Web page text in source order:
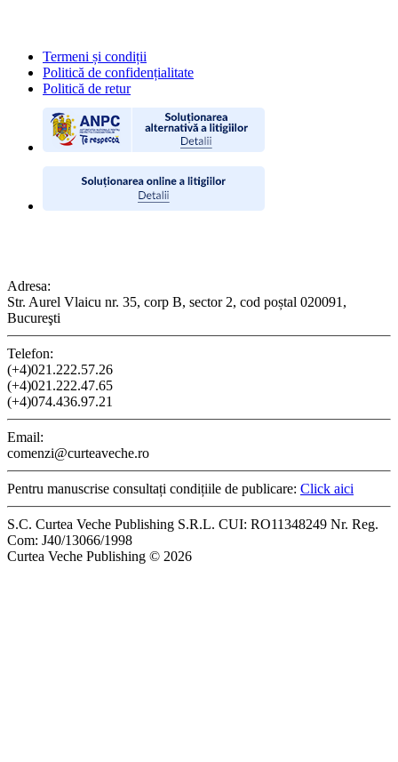
Termeni și condiții
Politică de confidențialitate
Politică de retur
Adresa:
Str. Aurel Vlaicu nr. 35, corp B, sector 2, cod poștal 020091,
Bucureşti
Telefon:
(+4)021.222.57.26
(+4)021.222.47.65
(+4)074.436.97.21
Email:
comenzi@curteaveche.ro
Pentru manuscrise consultați condițiile de publicare: Click aici
S.C. Curtea Veche Publishing S.R.L. CUI: RO11348249 Nr. Reg.
Com: J40/13066/1998
Curtea Veche Publishing © 2026